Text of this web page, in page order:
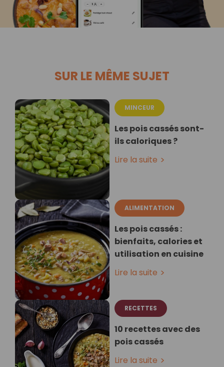
SUR LE MÊME SUJET
MINCEUR
Les pois cassés sont-
ils caloriques ?
Lire la suite
ALIMENTATION
Les pois cassés :
bienfaits, calories et
utilisation en cuisine
Lire la suite
RECETTES
10 recettes avec des
pois cassés
Lire la suite